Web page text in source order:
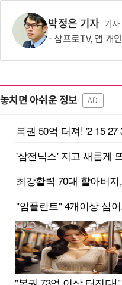
박정은 기자 기사
삼프로TV, 앱 개인정보
놓치면 아쉬운 정보 AD